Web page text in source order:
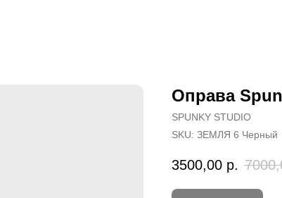
Оправа
SPUNKY STUDIO
SKU: ЗЕМЛЯ 6 Черный
3500,00 р.